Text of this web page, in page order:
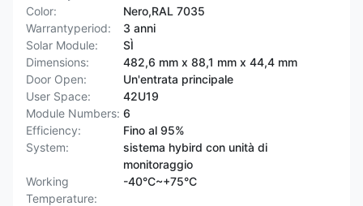
Color:
Nero,RAL 7035
Warrantyperiod:
3 anni
Solar Module:
SÌ
Dimensions:
482,6 mm x 88,1 mm x 44,4 mm
Door Open:
Un'entrata principale
User Space:
42U19
Module Numbers: 6
Efficiency:
Fino al 95%
System:
sistema hybird con unità di
monitoraggio
Working
Temperature:
-40°C~+75°C